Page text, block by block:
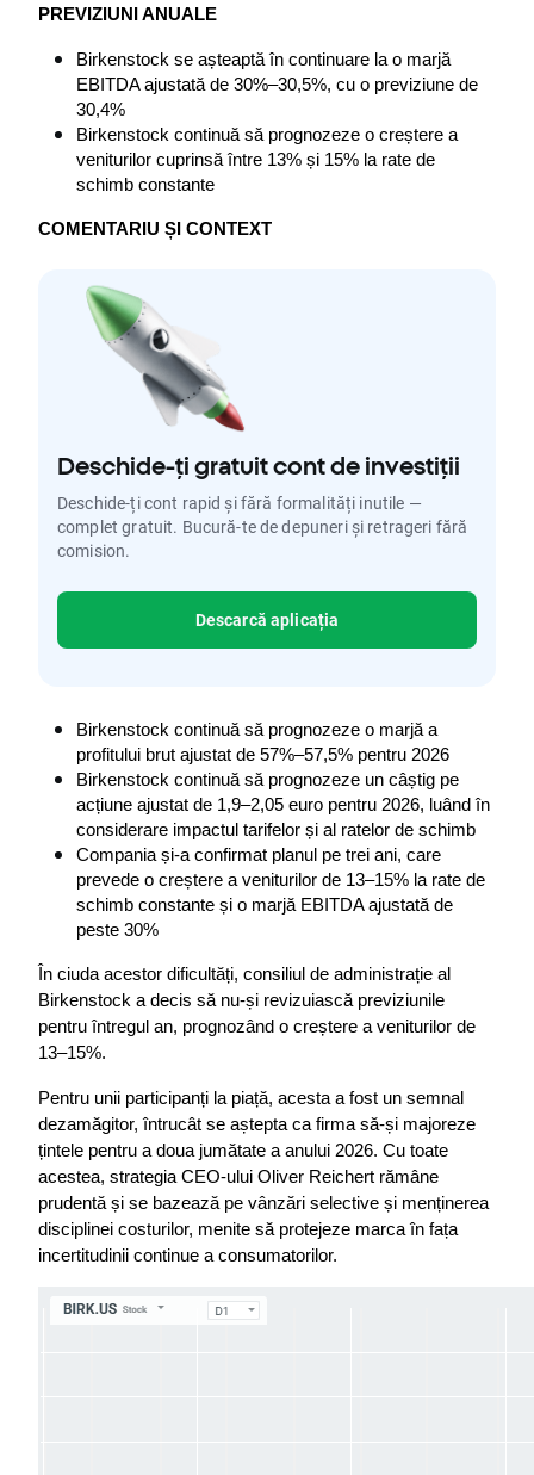
PREVIZIUNI ANUALE
Birkenstock se așteaptă în continuare la o marjă
EBITDA ajustată de 30%–30,5%, cu o previziune de
30,4%
Birkenstock continuă să prognozeze o creștere a
veniturilor cuprinsă între 13% și 15% la rate de
schimb constante
COMENTARIU ȘI CONTEXT
Deschide-ți gratuit cont de investiții
Deschide-ți cont rapid și fără formalități inutile —
complet gratuit. Bucură-te de depuneri și retrageri fără
comision.
Descarcă aplicația
Birkenstock continuă să prognozeze o marjă a
profitului brut ajustat de 57%–57,5% pentru 2026
Birkenstock continuă să prognozeze un câștig pe
acțiune ajustat de 1,9–2,05 euro pentru 2026, luând în
considerare impactul tarifelor și al ratelor de schimb
Compania și-a confirmat planul pe trei ani, care
prevede o creștere a veniturilor de 13–15% la rate de
schimb constante și o marjă EBITDA ajustată de
peste 30%
În ciuda acestor dificultăți, consiliul de administrație al
Birkenstock a decis să nu-și revizuiască previziunile
pentru întregul an, prognozând o creștere a veniturilor de
13–15%.
Pentru unii participanți la piață, acesta a fost un semnal
dezamăgitor, întrucât se aștepta ca firma să-și majoreze
țintele pentru a doua jumătate a anului 2026. Cu toate
acestea, strategia CEO-ului Oliver Reichert rămâne
prudentă și se bazează pe vânzări selective și menținerea
disciplinei costurilor, menite să protejeze marca în fața
incertitudinii continue a consumatorilor.